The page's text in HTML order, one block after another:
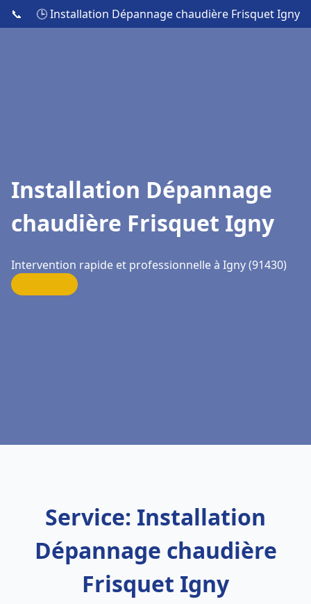
📞 🕒 Installation Dépannage chaudière Frisquet Igny
Installation Dépannage
chaudière Frisquet Igny
Intervention rapide et professionnelle à Igny (91430)
Service: Installation
Dépannage chaudière
Frisquet Igny